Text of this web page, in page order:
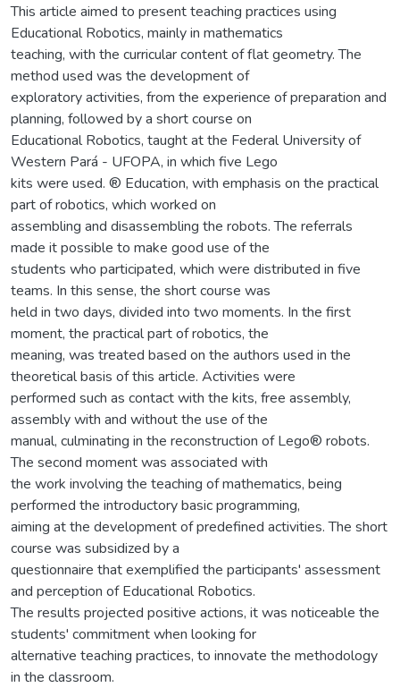
This article aimed to present teaching practices using
Educational Robotics, mainly in mathematics
teaching, with the curricular content of flat geometry. The
method used was the development of
exploratory activities, from the experience of preparation and
planning, followed by a short course on
Educational Robotics, taught at the Federal University of
Western Pará - UFOPA, in which five Lego
kits were used. ® Education, with emphasis on the practical
part of robotics, which worked on
assembling and disassembling the robots. The referrals
made it possible to make good use of the
students who participated, which were distributed in five
teams. In this sense, the short course was
held in two days, divided into two moments. In the first
moment, the practical part of robotics, the
meaning, was treated based on the authors used in the
theoretical basis of this article. Activities were
performed such as contact with the kits, free assembly,
assembly with and without the use of the
manual, culminating in the reconstruction of Lego® robots.
The second moment was associated with
the work involving the teaching of mathematics, being
performed the introductory basic programming,
aiming at the development of predefined activities. The short
course was subsidized by a
questionnaire that exemplified the participants' assessment
and perception of Educational Robotics.
The results projected positive actions, it was noticeable the
students' commitment when looking for
alternative teaching practices, to innovate the methodology
in the classroom.